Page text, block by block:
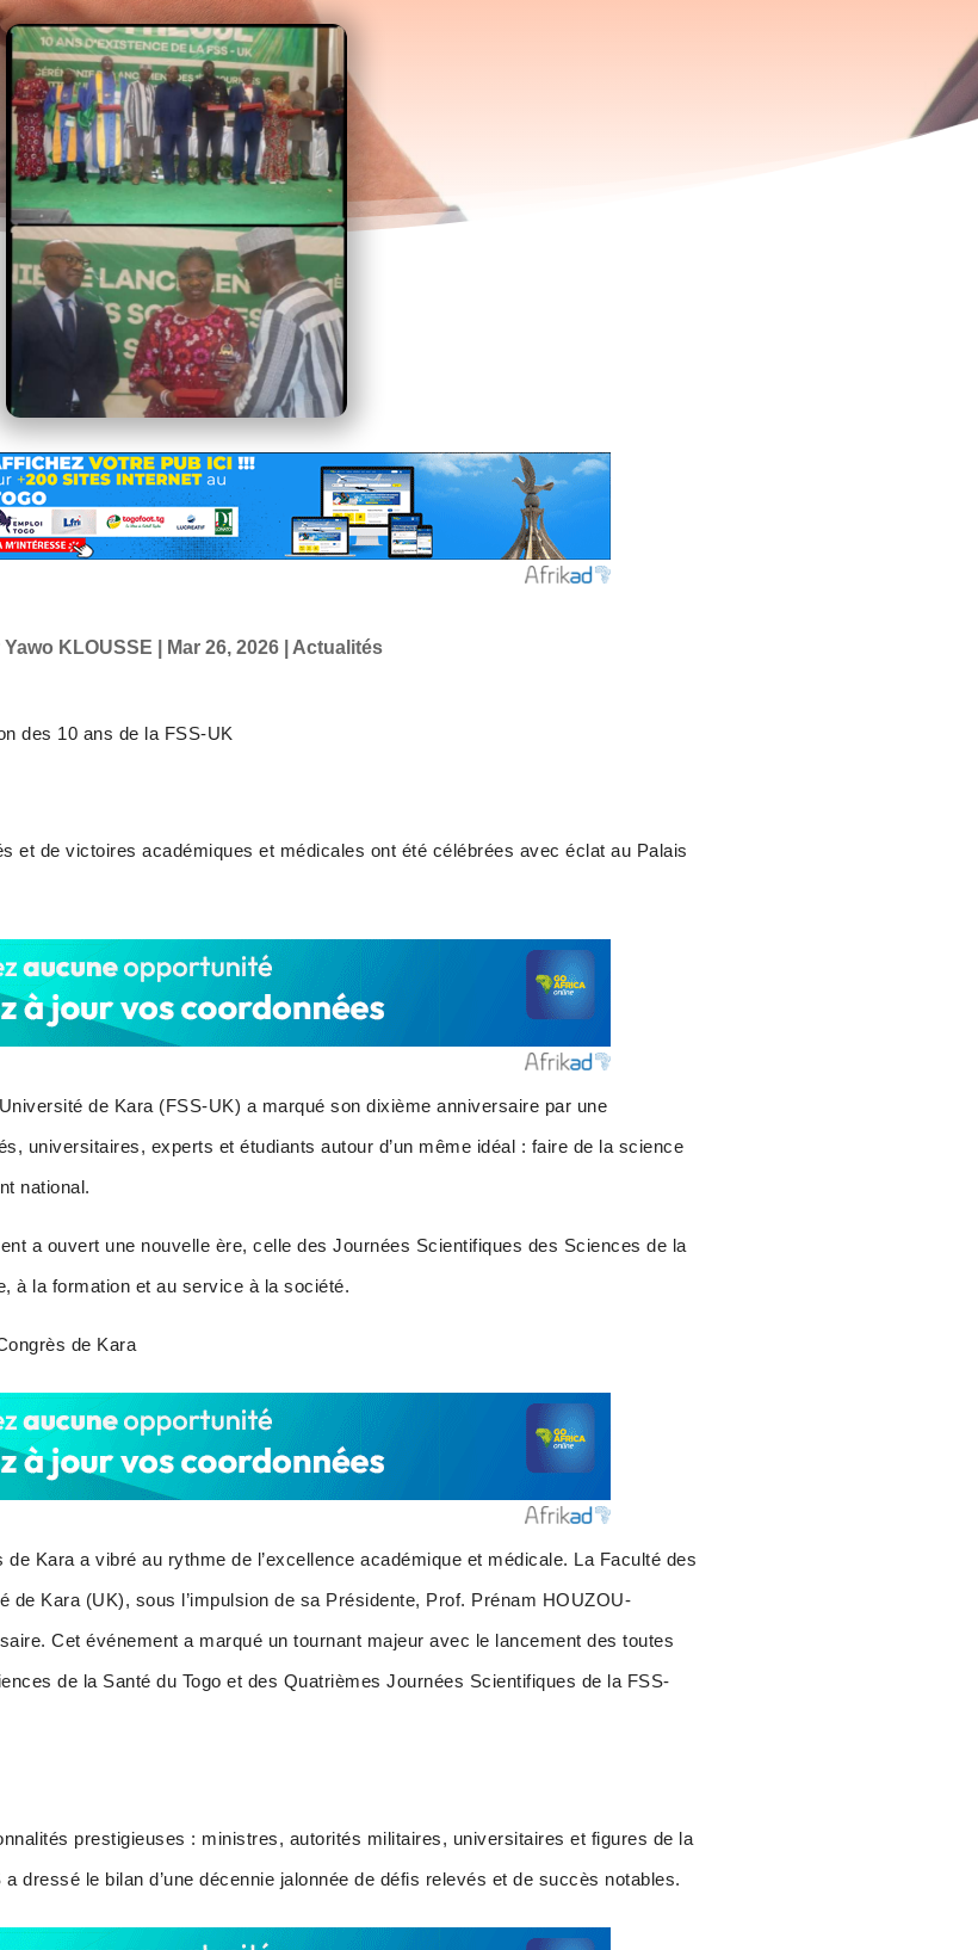
Yawo KLOUSSE Mar 26, 2026 Actualités
des 10 ans de la FSS-UK
et de victoires académiques et médicales ont été célébrées avec éclat au Palais
de Kara (FSS-UK) a marqué son dixième anniversaire par une
universitaires, experts et étudiants autour d’un même idéal : faire de la science
national.
a ouvert une nouvelle ère, celle des Journées Scientifiques des Sciences de la
à la formation et au service à la société.
de Kara
Kara a vibré au rythme de l’excellence académique et médicale. La Faculté des
de Kara (UK), sous l’impulsion de sa Présidente, Prof. Prénam HOUZOU-
Cet événement a marqué un tournant majeur avec le lancement des toutes
de la Santé du Togo et des Quatrièmes Journées Scientifiques de la FSS-
prestigieuses : ministres, autorités militaires, universitaires et figures de la
dressé le bilan d’une décennie jalonnée de défis relevés et de succès notables.